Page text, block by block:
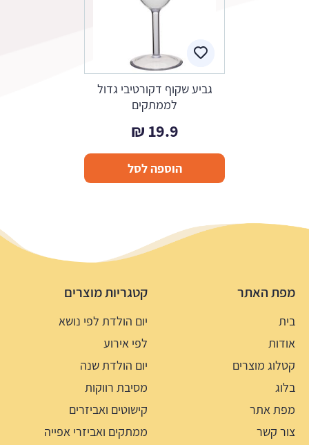
גביע שקוף דקורטיבי גדול
לממתקים
19.9
₪
הוספה לסל
מפת האתר
בית
אודות
קטלוג מוצרים
בלוג
מפת אתר
צור קשר
קטגריות מוצרים
יום הולדת לפי נושא
לפי אירוע
יום הולדת שנה
מסיבת רווקות
קישוטים ואביזרים
ממתקים ואביזרי אפייה